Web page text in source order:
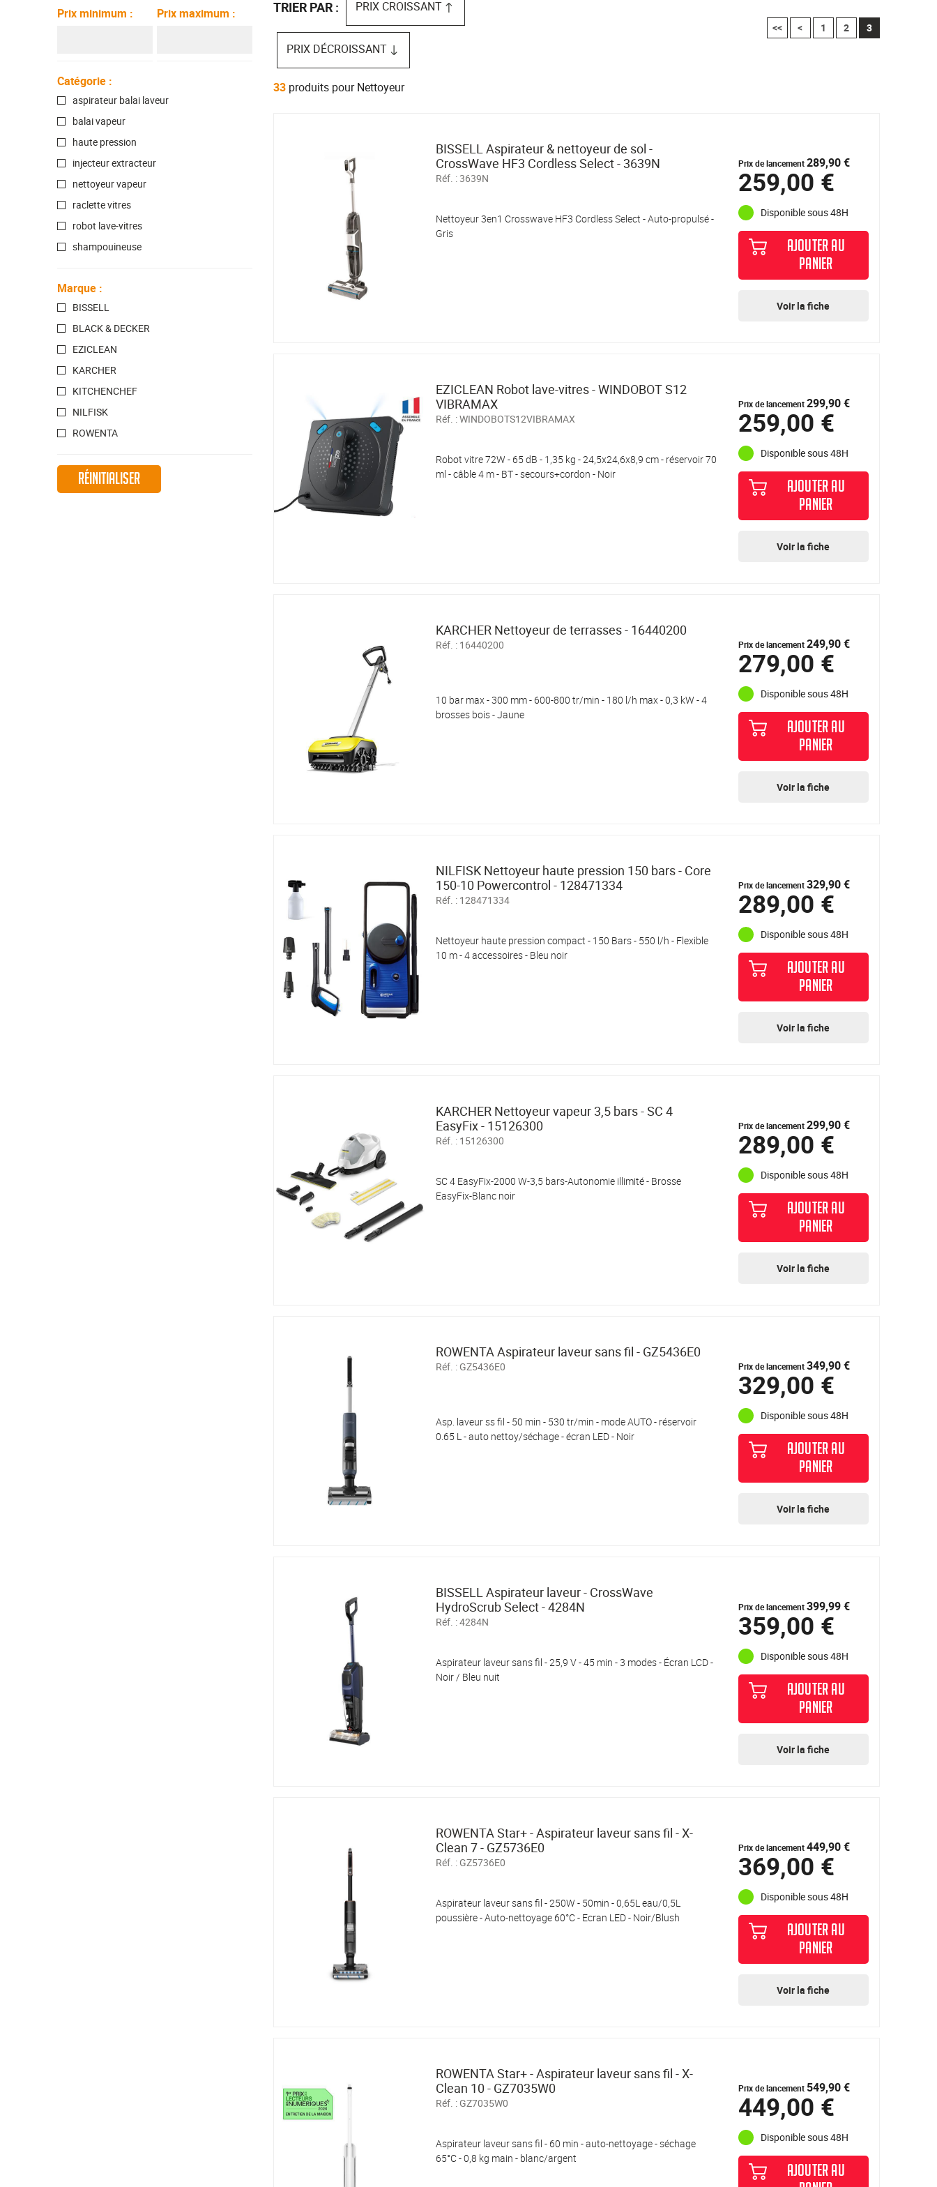
TRIER PAR : PRIX CROISSANT
PRIX DÉCROISSANT
<< < 1 2 3
33 produits pour Nettoyeur
BISSELL Aspirateur & nettoyeur de sol -
CrossWave HF3 Cordless Select - 3639N
Réf. :3639N
Nettoyeur 3en1 Crosswave HF3 Cordless Select - Auto-propulsé -
Gris
Prix de lancement289,90 €
259,00 €
Disponible sous 48H
AJOUTER AU
PANIER
Voir la fiche
EZICLEAN Robot lave-vitres - WINDOBOT S12
VIBRAMAX
Réf. :WINDOBOTS12VIBRAMAX
Robot vitre 72W - 65 dB - 1,35 kg - 24,5x24,6x8,9 cm - réservoir 70
ml - câble 4 m - BT - secours+cordon - Noir
Prix de lancement299,90 €
259,00 €
Disponible sous 48H
AJOUTER AU
PANIER
Voir la fiche
KARCHER Nettoyeur de terrasses - 16440200
Réf. : 16440200
10 bar max - 300 mm - 600-800 tr/min - 180 l/h max - 0,3 kW - 4
brosses bois - Jaune
Prix de lancement249,90 €
279,00 €
Disponible sous 48H
AJOUTER AU
PANIER
Voir la fiche
NILFISK Nettoyeur haute pression 150 bars - Core
150-10 Powercontrol - 128471334
Réf. : 128471334
Nettoyeur haute pression compact - 150 Bars - 550 l/h - Flexible
10 m - 4 accessoires - Bleu noir
Prix de lancement329,90 €
289,00 €
Disponible sous 48H
AJOUTER AU
PANIER
Voir la fiche
KARCHER Nettoyeur vapeur 3,5 bars - SC 4
EasyFix - 15126300
Réf. : 15126300
SC 4 EasyFix-2000 W-3,5 bars-Autonomie illimité - Brosse
EasyFix-Blanc noir
Prix de lancement299,90 €
289,00 €
Disponible sous 48H
AJOUTER AU
PANIER
Voir la fiche
ROWENTA Aspirateur laveur sans fil - GZ5436E0
Réf. : GZ5436E0
Asp. laveur ss fil - 50 min - 530 tr/min - mode AUTO - réservoir
0.65 L - auto nettoy/séchage - écran LED - Noir
Prix de lancement349,90 €
329,00 €
Disponible sous 48H
AJOUTER AU
PANIER
Voir la fiche
BISSELL Aspirateur laveur - CrossWave
HydroScrub Select - 4284N
Réf. :4284N
Aspirateur laveur sans fil - 25,9 V - 45 min - 3 modes - Écran LCD -
Noir / Bleu nuit
Prix de lancement399,99 €
359,00 €
Disponible sous 48H
AJOUTER AU
PANIER
Voir la fiche
ROWENTA Star+ - Aspirateur laveur sans fil - X-
Clean 7 - GZ5736E0
Réf. : GZ5736E0
Aspirateur laveur sans fil - 250W - 50min - 0,65L eau/0,5L
poussière - Auto-nettoyage 60°C - Ecran LED - Noir/Blush
Prix de lancement449,90 €
369,00 €
Disponible sous 48H
AJOUTER AU
PANIER
Voir la fiche
ROWENTA Star+ - Aspirateur laveur sans fil - X-
Clean 10 - GZ7035W0
Réf. : GZ7035W0
Aspirateur laveur sans fil - 60 min - auto-nettoyage - séchage
65°C - 0,8 kg main - blanc/argent
Prix de lancement 549,90 €
449,00 €
Disponible sous 48H
AJOUTER AU
Prix minimum : Prix maximum :
Catégorie :
aspirateur balai laveur
balai vapeur
haute pression
injecteur extracteur
nettoyeur vapeur
raclette vitres
robot lave-vitres
shampouineuse
Marque :
BISSELL
BLACK & DECKER
EZICLEAN
KARCHER
KITCHENCHEF
NILFISK
ROWENTA